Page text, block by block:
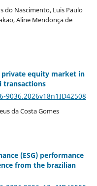
do Nascimento, Luis Paulo
Aline Mendonça de
private equity market in
transactions
da Costa Gomes
(ESG) performance
from the brazilian